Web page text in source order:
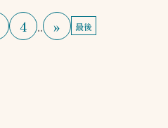
楽しみにしていてくだ
さい。
んでした。 このこと
を次の施術に活かして
も悪い時でしたが、終
わった後はすっきりし
4 .. » 最後